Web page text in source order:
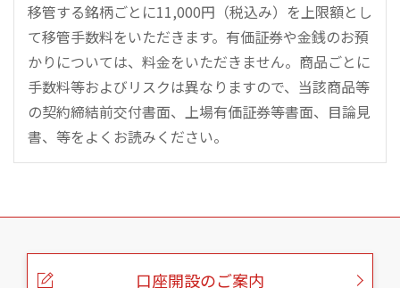
移管する銘柄ごとに11,000円（税込み）を上限額とし
て移管手数料をいただきます。有価証券や金銭のお預
かりについては、料金をいただきません。商品ごとに
手数料等およびリスクは異なりますので、当該商品等
の契約締結前交付書面、上場有価証券等書面、目論見
書、等をよくお読みください。
こ
口座開設のご案内